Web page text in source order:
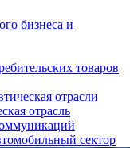
бизнеса и
товаров
отрасли
отрасль
сектор